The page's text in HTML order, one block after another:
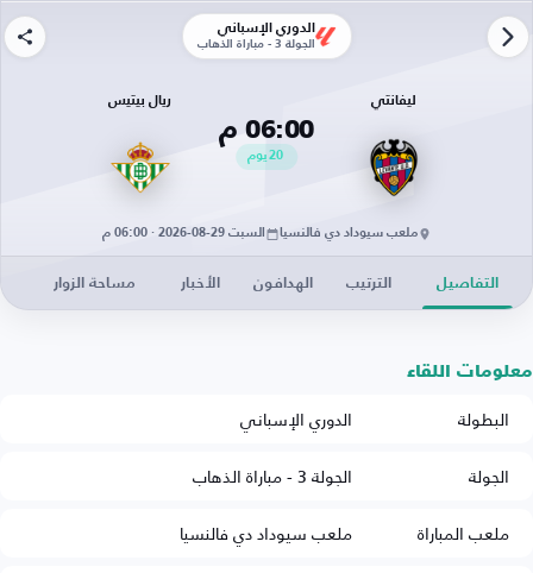
الدوري الإسباني
الجولة 3 - مباراة الذهاب
ليفانتي
06:00 م
20يوم
ريال بيتيس
ملعب سيوداد دي فالنسيا السبت 29-08-2026 · 06:00 م
التفاصيل الترتيب الهدافون الأخبار مساحة الزوار
معلومات اللقاء
البطولة
الدوري الإسباني
الجولة
الجولة 3 - مباراة الذهاب
ملعب المباراة
ملعب سيوداد دي فالنسيا